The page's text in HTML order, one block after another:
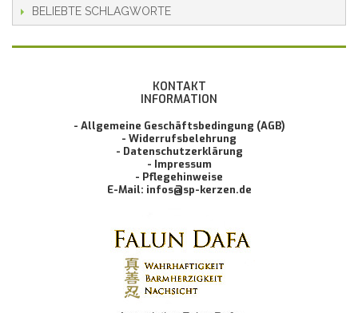
BELIEBTE SCHLAGWORTE
KONTAKT
INFORMATION
- Allgemeine Geschäftsbedingung (AGB)
- Widerrufsbelehrung
- Datenschutzerklärung
- Impressum
- Pflegehinweise
E-Mail: infos@sp-kerzen.de